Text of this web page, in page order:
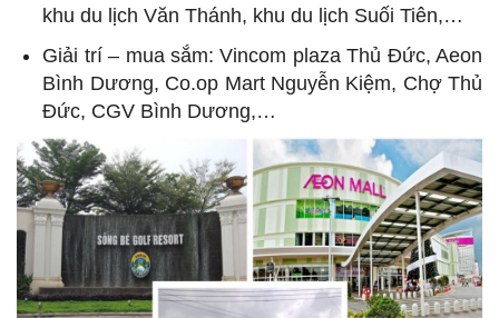
khu du lịch Văn Thánh, khu du lịch Suối Tiên,…
Giải trí – mua sắm: Vincom plaza Thủ Đức, Aeon
Bình Dương, Co.op Mart Nguyễn Kiệm, Chợ Thủ
Đức, CGV Bình Dương,…